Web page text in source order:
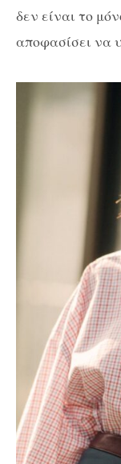
δεν είναι το
αποφασίσει να